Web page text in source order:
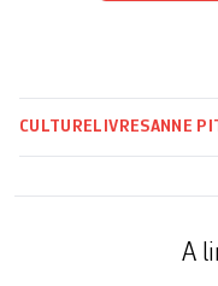
CULTURE LIVRESANNE
A